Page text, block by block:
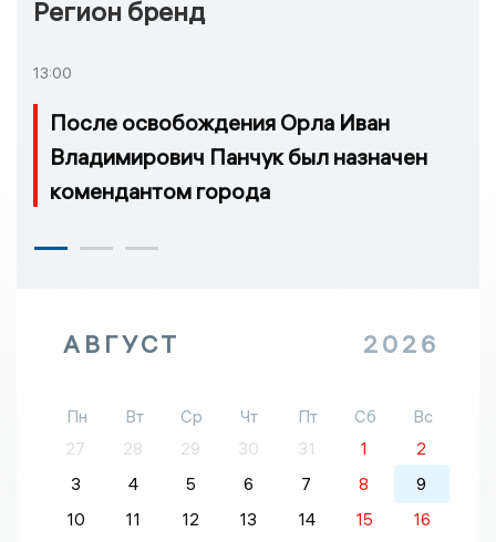
Регион бренд
13:00
После освобождения Орла Иван
Владимирович Панчук был назначен
комендантом города
АВГУСТ 2026
Пн Вт Ср Чт Пт Сб
Вс
27
28 29 30 31 1
2
3
4 5 6 7 8
9
10
11 12 13 14 15
16